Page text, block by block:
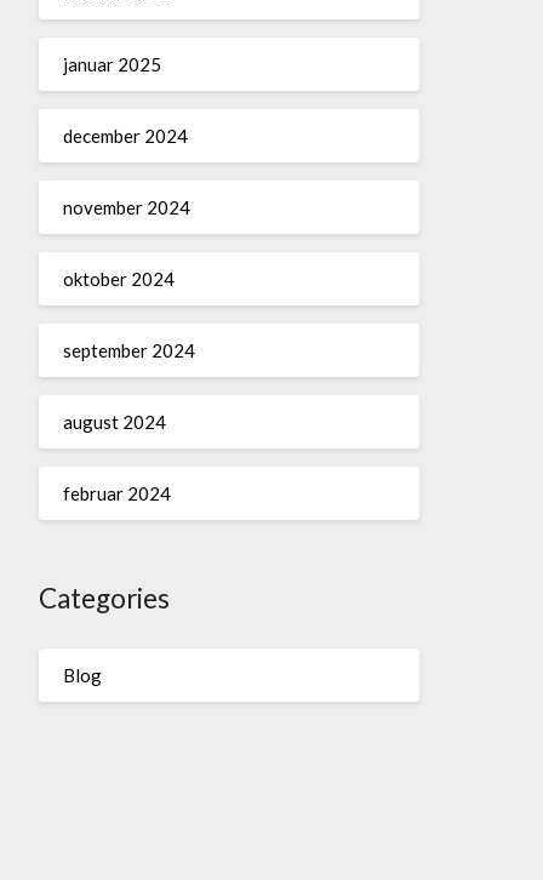
januar 2025
december 2024
november 2024
oktober 2024
september 2024
august 2024
februar 2024
Categories
Blog